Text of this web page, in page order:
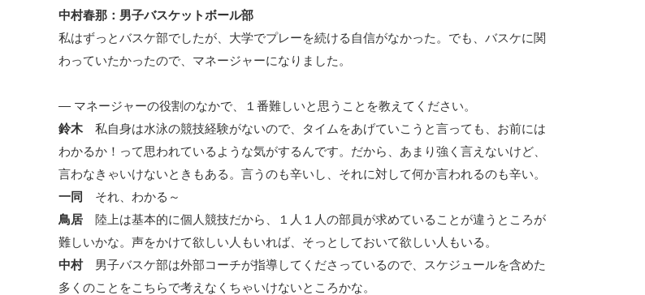
中村春那：男子バスケットボール部
私はずっとバスケ部でしたが、大学でプレーを続ける自信がなかった。でも、バスケに関
わっていたかったので、マネージャーになりました。
― マネージャーの役割のなかで、１番難しいと思うことを教えてください。
鈴木私自身は水泳の競技経験がないので、タイムをあげていこうと言っても、お前には
わかるか！って思われているような気がするんです。だから、あまり強く言えないけど、
言わなきゃいけないときもある。言うのも辛いし、それに対して何か言われるのも辛い。
一同
それ、わかる～
鳥居 陸上は基本的に個人競技だから、１人１人の部員が求めていることが違うところが
難しいかな。声をかけて欲しい人もいれば、そっとしておいて欲しい人もいる。
中村男子バスケ部は外部コーチが指導してくださっているので、スケジュールを含めた
多くのことをこちらで考えなくちゃいけないところかな。